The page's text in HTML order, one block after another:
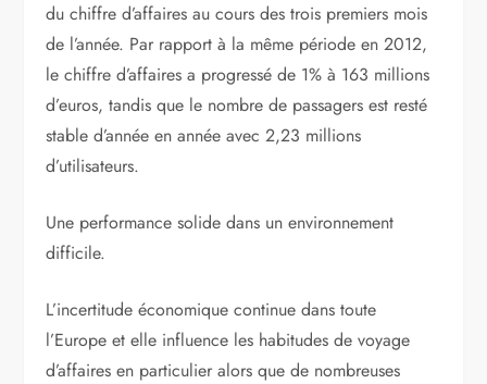
du chiffre d’affaires au cours des trois premiers mois
de l’année. Par rapport à la même période en 2012,
le chiffre d’affaires a progressé de 1% à 163 millions
d’euros, tandis que le nombre de passagers est resté
stable d’année en année avec 2,23 millions
d’utilisateurs.
Une performance solide dans un environnement
difficile.
L’incertitude économique continue dans toute
l’Europe et elle influence les habitudes de voyage
d’affaires en particulier alors que de nombreuses